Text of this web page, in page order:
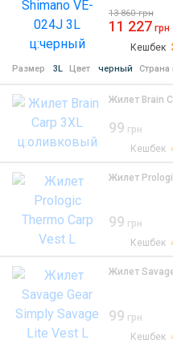
13 860 грн
11 227 грн
Кешбек
Размер 3L Цвет черный
Жилет Brain
99 грн
Кешбек
Жилет
99 грн
Кешбек
Жилет
99 грн
Кешбек